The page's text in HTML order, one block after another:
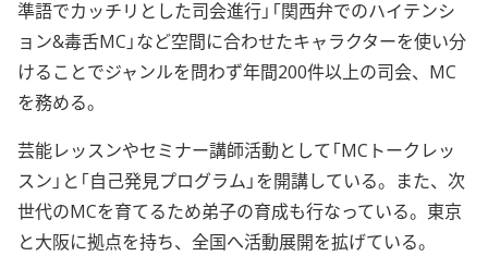
準語でカッチリとした司会進行」「関西弁でのハイテンシ
ョン&毒舌MC」など空間に合わせたキャラクターを使い分
けることでジャンルを問わず年間200件以上の司会、MC
を務める。
芸能レッスンやセミナー講師活動として「MCトークレッ
スン」と「自己発見プログラム」を開講している。また、次
世代のMCを育てるため弟子の育成も行なっている。東京
と大阪に拠点を持ち、全国へ活動展開を拡げている。